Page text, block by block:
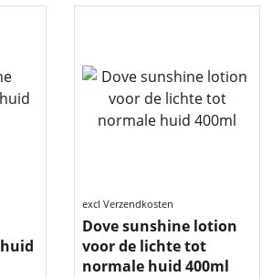
excl Verzendkosten
Dove sunshine lotion
voor de lichte tot
normale huid 400ml